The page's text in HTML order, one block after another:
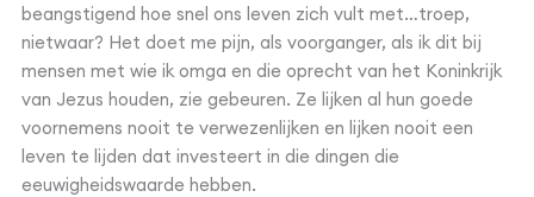
beangstigend hoe snel ons leven zich vult met…troep,
nietwaar? Het doet me pijn, als voorganger, als ik dit bij
mensen met wie ik omga en die oprecht van het Koninkrijk
van Jezus houden, zie gebeuren. Ze lijken al hun goede
voornemens nooit te verwezenlijken en lijken nooit een
leven te lijden dat investeert in die dingen die
eeuwigheidswaarde hebben.